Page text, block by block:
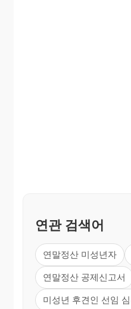
연관 검색어
연말정산 미성년자
연말정산 공제신고서
미성년 후견인 선임